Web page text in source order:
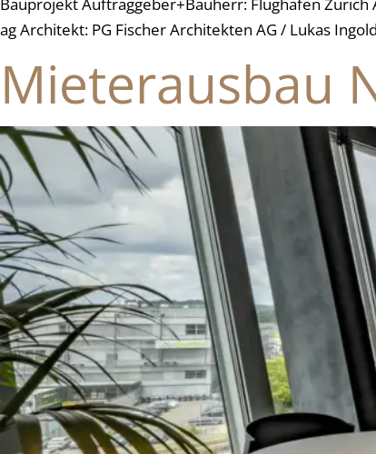
ag Architekt: PG Fischer Architekten AG / Lukas
Mieterausbau